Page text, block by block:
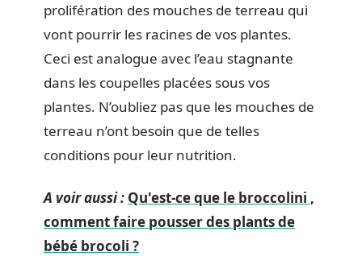
prolifération des mouches de terreau qui
vont pourrir les racines de vos plantes.
Ceci est analogue avec l’eau stagnante
dans les coupelles placées sous vos
plantes. N’oubliez pas que les mouches de
terreau n’ont besoin que de telles
conditions pour leur nutrition.
A voir aussi : Qu'est-ce que le broccolini ,
comment faire pousser des plants de
bébé brocoli ?